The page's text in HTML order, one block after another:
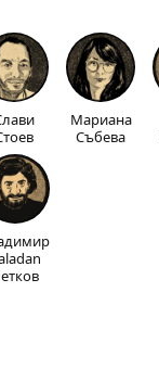
Мариана
Събева